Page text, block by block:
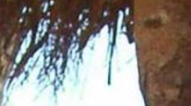
Aktuelles
BarkWorld
Shop